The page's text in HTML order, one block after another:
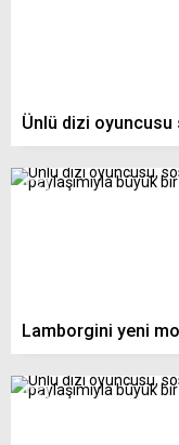
Ünlü dizi oyuncusu
Lamborgini yeni